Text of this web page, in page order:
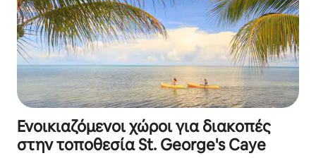
Ενοικιαζόμενοι χώροι για διακοπές
στην τοποθεσία St. George's Caye